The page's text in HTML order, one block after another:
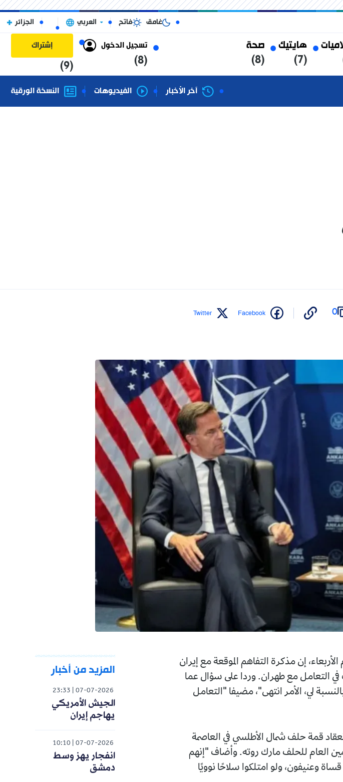
هايتيك
(7)
صحة
(8)
تسجيل الدخول
(8)
إشتراك
(9)
غامق فاتح العربي الجزائر
آخر الأخبار الفيديوهات النسخة الورقية
0
Facebook
Twitter
إن مذكرة التفاهم الموقعة مع إيران
في التعامل مع طهران. وردا على سؤال عما
لي، الأمر انتهى"، مضيفا "التعامل
قمة حلف شمال الأطلسي ‌في العاصمة
العام للحلف مارك روته. وأضاف "إنهم
وعنيفون، ولو امتلكوا سلاحًا نوويًا
المزيد من أخبار
07-07-2026
23:33
الجيش الأمريكي
يهاجم إيران
07-07-2026
10:10
انفجار يهز وسط
دمشق